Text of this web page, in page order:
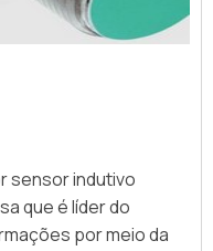
sensor indutivo
que é líder do
por meio da